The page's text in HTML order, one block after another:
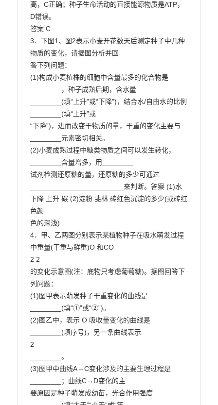
高，C正确；种子生命活动的直接能源物质是ATP，
D错误。
答案 C
3．下图1、图2表示小麦开花数天后测定种子中几种
物质的变化，请据图分析并回
答下列问题：
(1)构成小麦植株的细胞中含量最多的化合物是
________，种子成熟后期，含水量
________(填“上升”或“下降”)，结合水/自由水的比例
________(填“上升”或
“下降”)，进而改变干物质的量，干重的变化主要与
________元素密切相关。
(2)小麦成熟过程中糖类物质之间可以发生转化，
________含量增多，用________
试剂检测还原糖的量，还原糖的多少可通过
________________________来判断。答案 (1)水
下降 上升 碳 (2)淀粉 斐林 砖红色沉淀的多少(或砖红
色颜
色的深浅)
4．甲、乙两图分别表示某植物种子在吸水萌发过程
中重量(干重与鲜重)O 和CO
2 2
的变化示意图(注：底物只考虑葡萄糖)。据图回答下
列问题：
(1)图甲表示萌发种子干重变化的曲线是
________(填“①”或“②”)。
(2)图乙中，表示 O 吸收量变化的曲线是
________(填序号)，另一条曲线表示
2
________。
(3)图甲中曲线A→C变化涉及的主要生理过程是
________；曲线C→D变化的主
要原因是种子萌发成幼苗，光合作用强度